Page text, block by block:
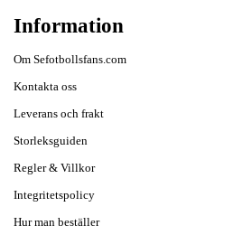
Information
Om Sefotbollsfans.com
Kontakta oss
Leverans och frakt
Storleksguiden
Regler & Villkor
Integritetspolicy
Hur man beställer